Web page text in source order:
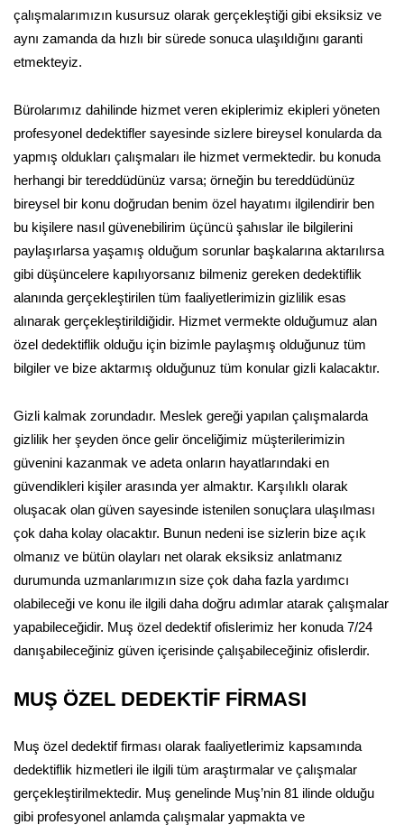
çalışmalarımızın kusursuz olarak gerçekleştiği gibi eksiksiz ve
aynı zamanda da hızlı bir sürede sonuca ulaşıldığını garanti
etmekteyiz.
Bürolarımız dahilinde hizmet veren ekiplerimiz ekipleri yöneten
profesyonel dedektifler sayesinde sizlere bireysel konularda da
yapmış oldukları çalışmaları ile hizmet vermektedir. bu konuda
herhangi bir tereddüdünüz varsa; örneğin bu tereddüdünüz
bireysel bir konu doğrudan benim özel hayatımı ilgilendirir ben
bu kişilere nasıl güvenebilirim üçüncü şahıslar ile bilgilerini
paylaşırlarsa yaşamış olduğum sorunlar başkalarına aktarılırsa
gibi düşüncelere kapılıyorsanız bilmeniz gereken dedektiflik
alanında gerçekleştirilen tüm faaliyetlerimizin gizlilik esas
alınarak gerçekleştirildiğidir. Hizmet vermekte olduğumuz alan
özel dedektiflik olduğu için bizimle paylaşmış olduğunuz tüm
bilgiler ve bize aktarmış olduğunuz tüm konular gizli kalacaktır.
Gizli kalmak zorundadır. Meslek gereği yapılan çalışmalarda
gizlilik her şeyden önce gelir önceliğimiz müşterilerimizin
güvenini kazanmak ve adeta onların hayatlarındaki en
güvendikleri kişiler arasında yer almaktır. Karşılıklı olarak
oluşacak olan güven sayesinde istenilen sonuçlara ulaşılması
çok daha kolay olacaktır. Bunun nedeni ise sizlerin bize açık
olmanız ve bütün olayları net olarak eksiksiz anlatmanız
durumunda uzmanlarımızın size çok daha fazla yardımcı
olabileceği ve konu ile ilgili daha doğru adımlar atarak çalışmalar
yapabileceğidir. Muş özel dedektif ofislerimiz her konuda 7/24
danışabileceğiniz güven içerisinde çalışabileceğiniz ofislerdir.
MUŞ ÖZEL DEDEKTİF FİRMASI
Muş özel dedektif firması olarak faaliyetlerimiz kapsamında
dedektiflik hizmetleri ile ilgili tüm araştırmalar ve çalışmalar
gerçekleştirilmektedir. Muş genelinde Muş’nin 81 ilinde olduğu
gibi profesyonel anlamda çalışmalar yapmakta ve